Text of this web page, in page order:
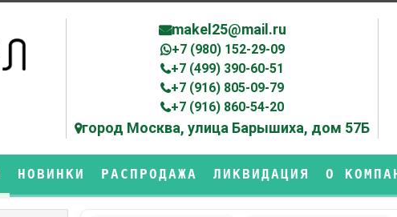
makel25@mail.ru
+7 (980) 152-29-09
+7 (499) 390-60-51
+7 (916) 805-09-79
+7 (916) 860-54-20
город Москва, улица Барышиха, дом 57Б
НОВИНКИ РАСПРОДАЖА ЛИКВИДАЦИЯ О